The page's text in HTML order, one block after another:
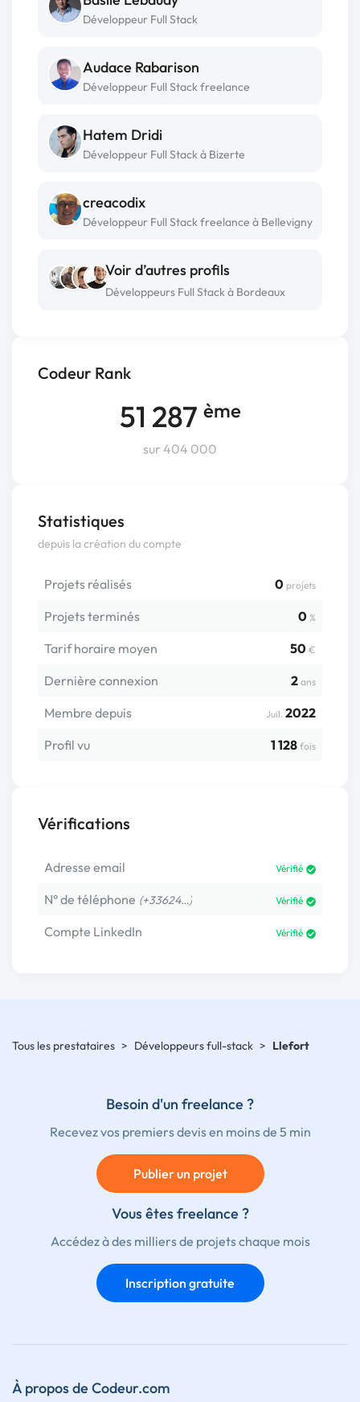
Codeur Rank
51 287 ème
sur 404 000
Statistiques
depuis la création du compte
Projets réalisés 0 projets
Projets terminés 0 %
Tarif horaire moyen 50 €
Dernière connexion 2 ans
Membre depuis Juil. 2022
Profil vu
1 128 fois
Vérifications
Adresse email Vérifié
N° de téléphone (+33624…) Vérifié
Compte LinkedIn Vérifié
Développeur Full Stack
Audace Rabarison
Développeur Full Stack freelance
Hatem Dridi
Développeur Full Stack à Bizerte
creacodix
Développeur Full Stack freelance à Bellevigny
Voir d’autres profils
Développeurs Full Stack à Bordeaux
Tous les prestataires > Développeurs full-stack > Llefort
Besoin d'un freelance ?
Recevez vos premiers devis en moins de 5 min
Publier un projet
Vous êtes freelance ?
Accédez à des milliers de projets chaque mois
Inscription gratuite
À propos de Codeur.com